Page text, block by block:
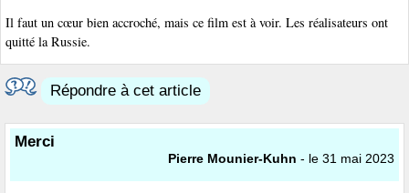
Il faut un cœur bien accroché, mais ce film est à voir. Les réalisateurs ont
quitté la Russie.
Répondre à cet article
Merci
Pierre Mounier-Kuhn - le 31 mai 2023